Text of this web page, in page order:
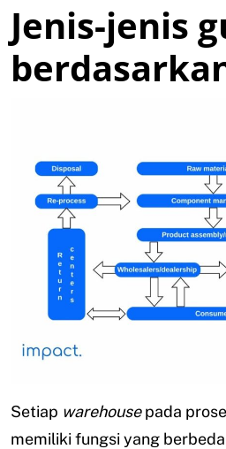
Jenis-jenis
Setiap warehousepada
memiliki fungsi yang